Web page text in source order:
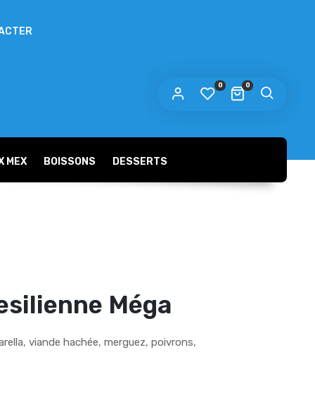
0
0
données personnelles seront utilisées pour vous
MEX BOISSONS DESSERTS
Méga
viande hachée, merguez, poivrons,